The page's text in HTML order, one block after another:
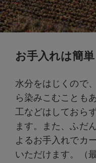
お手入れは簡単
水分をはじくので
ら染みこむことも
工などはしておら
ます。また、ふだ
よるお手入れでカ
いただけます。（